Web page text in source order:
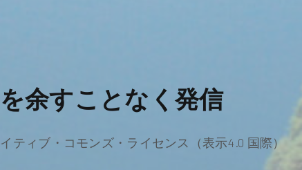
余すことなく発信
ティブ・コモンズ・ライセンス（表示4.0 国際）